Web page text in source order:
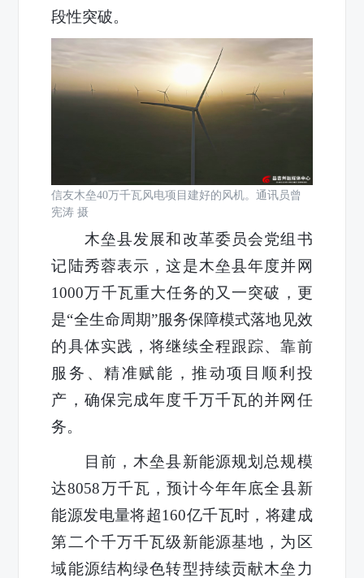
段性突破。
‍信友木垒40万千瓦风电项目建好的风机。通讯员曾
宪涛 摄
木垒县发展和改革委员会党组书
记陆秀蓉表示，这是木垒县年度并网
1000万千瓦重大任务的又一突破，更
是“全生命周期”服务保障模式落地见效
的具体实践，将继续全程跟踪、靠前
服务、精准赋能，推动项目顺利投
产，确保完成年度千万千瓦的并网任
务。
目前，木垒县新能源规划总规模
达8058万千瓦，预计今年年底全县新
能源发电量将超160亿千瓦时，将建成
第二个千万千瓦级新能源基地，为区
域能源结构绿色转型持续贡献木垒力